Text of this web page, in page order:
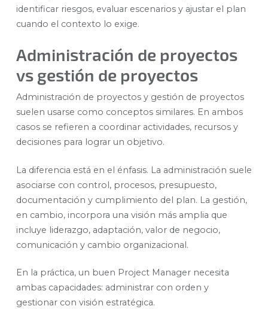
identificar riesgos, evaluar escenarios y ajustar el plan
cuando el contexto lo exige.
Administración de proyectos
vs gestión de proyectos
Administración de proyectos y gestión de proyectos
suelen usarse como conceptos similares. En ambos
casos se refieren a coordinar actividades, recursos y
decisiones para lograr un objetivo.
La diferencia está en el énfasis. La administración suele
asociarse con control, procesos, presupuesto,
documentación y cumplimiento del plan. La gestión,
en cambio, incorpora una visión más amplia que
incluye liderazgo, adaptación, valor de negocio,
comunicación y cambio organizacional.
En la práctica, un buen Project Manager necesita
ambas capacidades: administrar con orden y
gestionar con visión estratégica.